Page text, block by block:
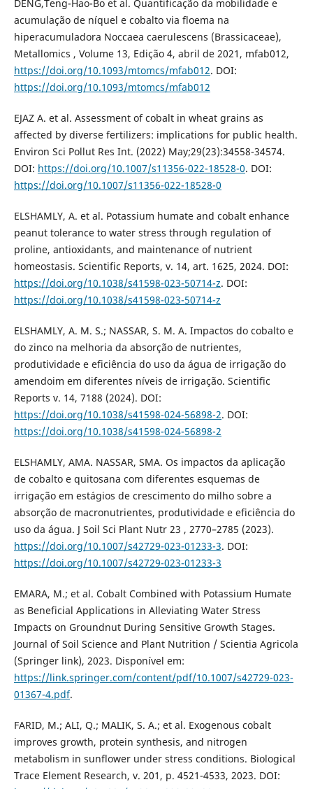
DENG,Teng-Hao-Bo et al. Quantificação da mobilidade e
acumulação de níquel e cobalto via floema na
hiperacumuladora Noccaea caerulescens (Brassicaceae),
Metallomics , Volume 13, Edição 4, abril de 2021, mfab012,
https://doi.org/10.1093/mtomcs/mfab012. DOI:
https://doi.org/10.1093/mtomcs/mfab012
EJAZ A. et al. Assessment of cobalt in wheat grains as
affected by diverse fertilizers: implications for public health.
Environ Sci Pollut Res Int. (2022) May;29(23):34558-34574.
DOI: https://doi.org/10.1007/s11356-022-18528-0. DOI:
https://doi.org/10.1007/s11356-022-18528-0
ELSHAMLY, A. et al. Potassium humate and cobalt enhance
peanut tolerance to water stress through regulation of
proline, antioxidants, and maintenance of nutrient
homeostasis. Scientific Reports, v. 14, art. 1625, 2024. DOI:
https://doi.org/10.1038/s41598-023-50714-z. DOI:
https://doi.org/10.1038/s41598-023-50714-z
ELSHAMLY, A. M. S.; NASSAR, S. M. A. Impactos do cobalto e
do zinco na melhoria da absorção de nutrientes,
produtividade e eficiência do uso da água de irrigação do
amendoim em diferentes níveis de irrigação. Scientific
Reports v. 14, 7188 (2024). DOI:
https://doi.org/10.1038/s41598-024-56898-2. DOI:
https://doi.org/10.1038/s41598-024-56898-2
ELSHAMLY, AMA. NASSAR, SMA. Os impactos da aplicação
de cobalto e quitosana com diferentes esquemas de
irrigação em estágios de crescimento do milho sobre a
absorção de macronutrientes, produtividade e eficiência do
uso da água. J Soil Sci Plant Nutr 23 , 2770–2785 (2023).
https://doi.org/10.1007/s42729-023-01233-3. DOI:
https://doi.org/10.1007/s42729-023-01233-3
EMARA, M.; et al. Cobalt Combined with Potassium Humate
as Beneficial Applications in Alleviating Water Stress
Impacts on Groundnut During Sensitive Growth Stages.
Journal of Soil Science and Plant Nutrition / Scientia Agricola
(Springer link), 2023. Disponível em:
https://link.springer.com/content/pdf/10.1007/s42729-023-
01367-4.pdf.
FARID, M.; ALI, Q.; MALIK, S. A.; et al. Exogenous cobalt
improves growth, protein synthesis, and nitrogen
metabolism in sunflower under stress conditions. Biological
Trace Element Research, v. 201, p. 4521-4533, 2023. DOI: